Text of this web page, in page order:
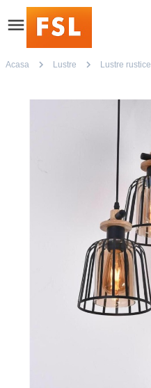
Acasa Lustre Lustre rustice